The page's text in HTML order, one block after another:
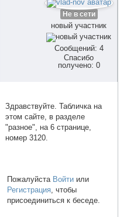
Не в сети
новый участник
Сообщений: 4
Спасибо
получено: 0
Здравствуйте. Табличка на
этом сайте, в разделе
"разное", на 6 странице,
номер 3120.
Пожалуйста Войти или
Регистрация , чтобы
присоединиться к беседе.